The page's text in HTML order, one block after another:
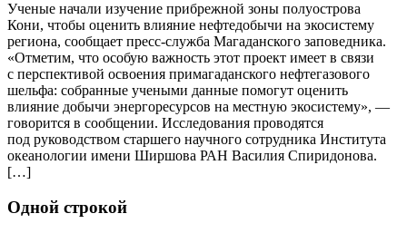
Ученые начали изучение прибрежной зоны полуострова
Кони, чтобы оценить влияние нефтедобычи на экосистему
региона, сообщает пресс-служба Магаданского заповедника.
«Отметим, что особую важность этот проект имеет в связи
с перспективой освоения примагаданского нефтегазового
шельфа: собранные учеными данные помогут оценить
влияние добычи энергоресурсов на местную экосистему», —
говорится в сообщении. Исследования проводятся
под руководством старшего научного сотрудника Института
океанологии имени Ширшова РАН Василия Спиридонова.
[…]
Одной строкой